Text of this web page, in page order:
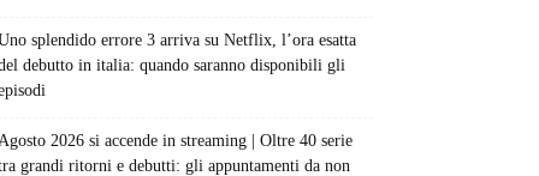
splendido errore 3 arriva su Netflix, l’ora esatta
debutto in italia: quando saranno disponibili gli
2026 si accende in streaming | Oltre 40 serie
grandi ritorni e debutti: gli appuntamenti da non